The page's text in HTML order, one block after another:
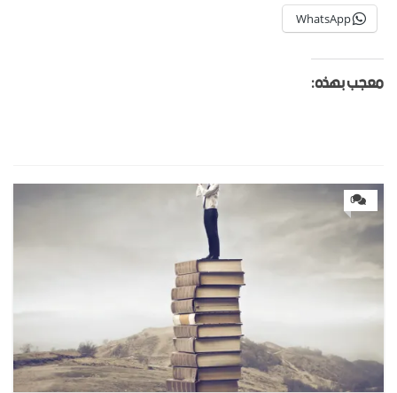
WhatsApp
معجب بهذه:
0